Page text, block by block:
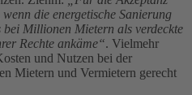
die energetische Sanierung
Millionen Mietern als verdeckte
Rechte ankäme“. Vielmehr
und Nutzen bei der
Mietern und Vermietern gerecht